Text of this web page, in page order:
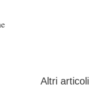
Altri articoli